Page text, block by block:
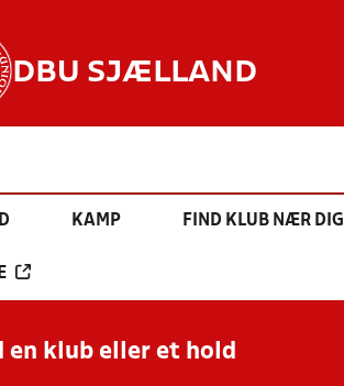
DBU SJÆLLAND
KAMP FIND KLUB NÆR DIG
en klub eller et hold